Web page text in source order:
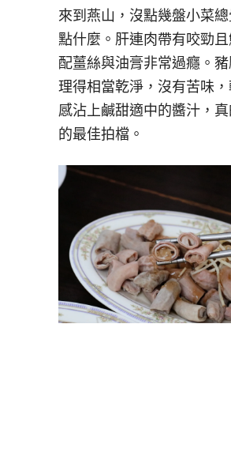
來到燕山，沒點幾盤小菜
點什麼。肝連肉帶有咬勁
配薑絲與油膏非常過癮。
理得相當乾淨，沒有苦味，
感沾上鹹甜適中的醬汁，真
的最佳拍檔。